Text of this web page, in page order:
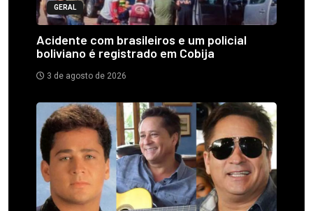
GERAL
Acidente com brasileiros e um policial
boliviano é registrado em Cobija
3 de agosto de 2026